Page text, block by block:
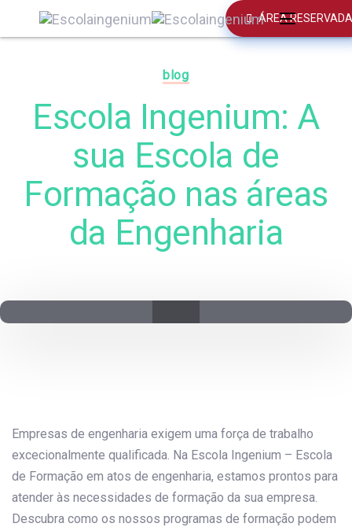
Toggle
navigation
ÁREA RESERVADA
blog
Escola Ingenium: A
sua Escola de
Formação nas áreas
da Engenharia
Empresas de engenharia exigem uma força de trabalho
excecionalmente qualificada. Na Escola Ingenium – Escola
de Formação em atos de engenharia, estamos prontos para
atender às necessidades de formação da sua empresa.
Descubra como os nossos programas de formação podem